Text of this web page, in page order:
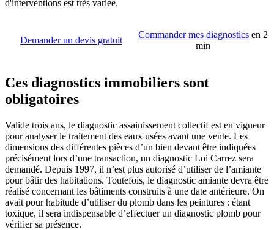
d'interventions est très variée.
Demander un devis gratuit
Commander mes diagnostics en 2
min
Ces diagnostics immobiliers sont
obligatoires
Valide trois ans, le diagnostic assainissement collectif est en vigueur
pour analyser le traitement des eaux usées avant une vente. Les
dimensions des différentes pièces d’un bien devant être indiquées
précisément lors d’une transaction, un diagnostic Loi Carrez sera
demandé. Depuis 1997, il n’est plus autorisé d’utiliser de l’amiante
pour bâtir des habitations. Toutefois, le diagnostic amiante devra être
réalisé concernant les bâtiments construits à une date antérieure. On
avait pour habitude d’utiliser du plomb dans les peintures : étant
toxique, il sera indispensable d’effectuer un diagnostic plomb pour
vérifier sa présence.